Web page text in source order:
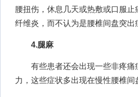
腰扭伤，休息几天或热敷或口服
纤维炎，而不认为是腰椎间盘突出
4.腿麻
有些患者还会出现一些非疼痛
力，这些症状多出现在慢性腰椎间